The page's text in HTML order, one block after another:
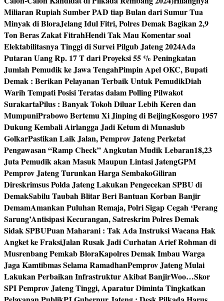
Miliaran Rupiah Sumber PAD tiap Bulan dari Sumur Tua
Minyak di BloraJelang Idul Fitri, Polres Demak Bagikan 2,9
Ton Beras Zakat FitrahHendi Tak Mau Komentar soal
Elektabilitasnya Tinggi di Survei Pilgub Jateng 2024Ada
Putaran Uang Rp. 17 T dari Proyeksi 55 % Peningkatan
Jumlah Pemudik ke Jawa TengahPimpin Apel OKC, Bupati
Demak : Berikan Pelayanan Terbaik Untuk PemudikDiah
Warih Tempati Posisi Teratas dalam Polling Pilwakot
SurakartaPilus : Banyak Tokoh Diluar Lebih Keren dan
MumpuniPrabowo Bertemu Xi Jinping di BeijingKosgoro 1957
Dukung Kembali Airlangga Jadi Ketum di Munaslub
GolkarPastikan Laik Jalan, Pemprov Jateng Perketat
Pengawasan “Ramp Check” Angkutan Mudik Lebaran18,23
Juta Pemudik akan Masuk Maupun Lintasi JatengGPM
Pemprov Jateng Turunkan Harga SembakoGiliran
Direskrimsus Polda Jateng Lakukan Pengecekan SPBU di
DemakSabilu Taubah Blitar Beri Bantuan Korban Banjir
DemamAmankan Puluhan Remaja, Polri Sigap Cegah ‘Perang
Sarung’Antisipasi Kecurangan, Satreskrim Polres Demak
Sidak SPBUPuan Maharani : Tak Ada Instruksi Wacana Hak
Angket ke FraksiJalan Rusak Jadi Curhatan Arief Rohman di
Musrenbang Pemkab BloraKapolres Demak Imbau Warga
Jaga Kamtibmas Selama RamadhanPemprov Jateng Mulai
Lakukan Perbaikan Infrastruktur Akibat BanjirWoo…Skor
SPI Pemprov Jateng Tinggi, Aparatur Diminta Tingkatkan